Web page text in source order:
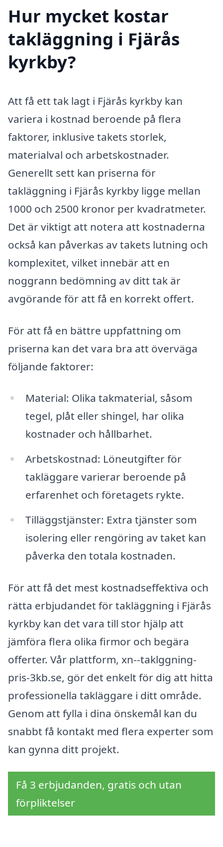
Hur mycket kostar
takläggning i Fjärås
kyrkby?
Att få ett tak lagt i Fjärås kyrkby kan
variera i kostnad beroende på flera
faktorer, inklusive takets storlek,
materialval och arbetskostnader.
Generellt sett kan priserna för
takläggning i Fjärås kyrkby ligge mellan
1000 och 2500 kronor per kvadratmeter.
Det är viktigt att notera att kostnaderna
också kan påverkas av takets lutning och
komplexitet, vilket innebär att en
noggrann bedömning av ditt tak är
avgörande för att få en korrekt offert.
För att få en bättre uppfattning om
priserna kan det vara bra att överväga
följande faktorer:
Material: Olika takmaterial, såsom
tegel, plåt eller shingel, har olika
kostnader och hållbarhet.
Arbetskostnad: Löneutgifter för
takläggare varierar beroende på
erfarenhet och företagets rykte.
Tilläggstjänster: Extra tjänster som
isolering eller rengöring av taket kan
påverka den totala kostnaden.
För att få det mest kostnadseffektiva och
rätta erbjudandet för takläggning i Fjärås
kyrkby kan det vara till stor hjälp att
jämföra flera olika firmor och begära
offerter. Vår plattform, xn--taklggning-
pris-3kb.se, gör det enkelt för dig att hitta
professionella takläggare i ditt område.
Genom att fylla i dina önskemål kan du
snabbt få kontakt med flera experter som
kan gynna ditt projekt.
Få 3 erbjudanden, gratis och utan
förpliktelser